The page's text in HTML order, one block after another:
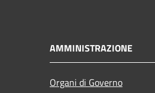
AMMINISTRAZIONE
Organi di Governo